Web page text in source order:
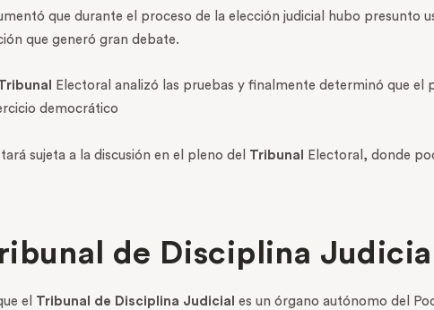
que durante el proceso de la elección judicial hubo presunto
que generó gran debate.
Electoral analizó las pruebas y finalmente determinó que el
democrático
sujeta a la discusión en el pleno del Tribunal Electoral, donde
de Disciplina
el Tribunal de Disciplina Judicial es un órgano autónomo del